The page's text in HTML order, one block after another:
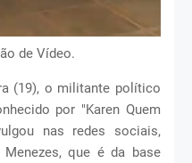
de Vídeo.
(19), o militante político
por "Karen Quem
nas redes sociais,
que é da base